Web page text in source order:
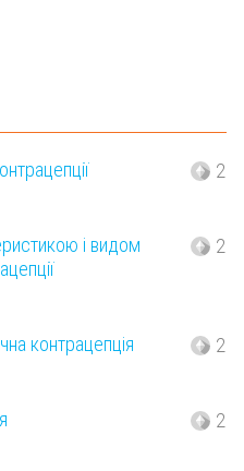
2
і видом
2
контрацепція 2
2